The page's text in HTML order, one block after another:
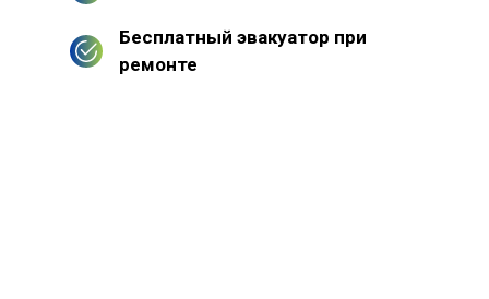
Бесплатный эвакуатор при
ремонте